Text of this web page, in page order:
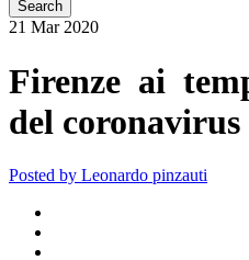
21 Mar2020
Firenze ai
del coronavirus
Posted by Leonardo pinzauti